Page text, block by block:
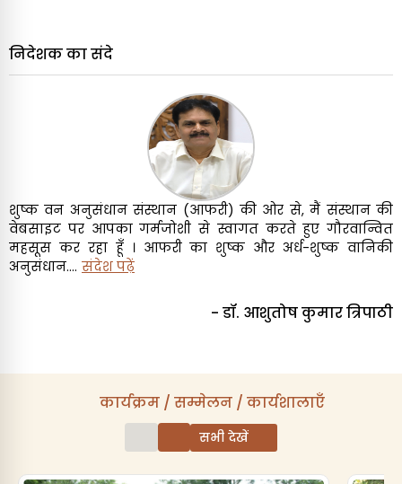
निदेशक का संदे
शुष्क वन अनुसंधान संस्थान (आफरी) की ओर से, मैं संस्थान की
वेबसाइट पर आपका गर्मजोशी से स्वागत करते हुए गौरवान्वित
महसूस कर रहा हूँ । आफरी का शुष्क और अर्ध-शुष्क वानिकी
अनुसंधान.... संदेश पढ़ें
- डॉ. आशुतोष कुमार त्रिपाठी
कार्यक्रम / सम्मेलन / कार्यशालाएँ
सभी देखें